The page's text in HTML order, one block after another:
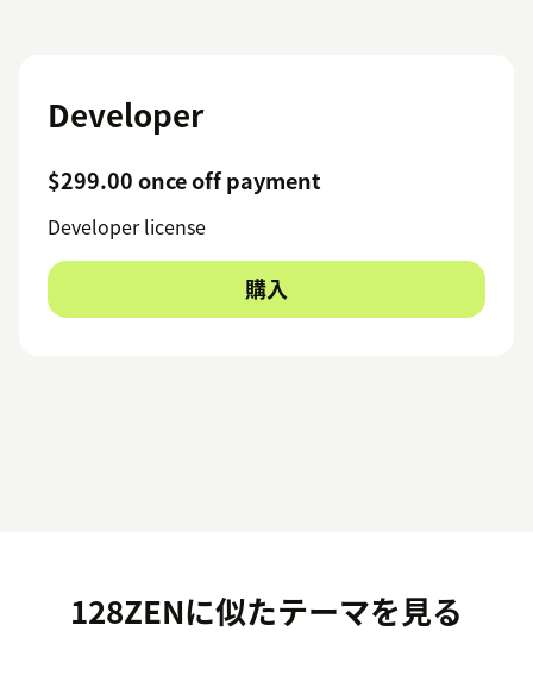
Developer
$299.00 once off payment
Developer license
購入
128ZENに似たテーマを見る